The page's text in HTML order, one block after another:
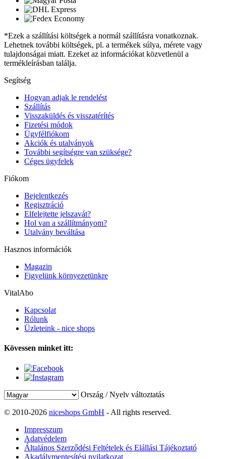
*Ezek a szállítási költségek a normál szállításra vonatkoznak.
Lehetnek további költségek, pl. a termékek súlya, mérete vagy
tulajdonságai miatt. Ezeket az információkat közvetlenül a
termékleírásban találja.
Segítség
Hogyan adjak le rendelést
Szállítás
Visszaküldés és visszatérítés
Fizetési módok
Ügyfélfiókom
Akciók és utalványok
További segítségre van szüksége?
Céges ügyfelek
Fiókom
Bejelentkezés
Regisztráció
Elfelejtette jelszavát?
Hol van a szállítmányom?
Utalvány beváltása
Hasznos információk
Magazin
Figyelünk környezetünkre
VitalAbo
Kapcsolat
Rólunk
Üzleteink - nice shops
Kövessen minket itt:
Ország / Nyelv változtatás
© 2010-2026 niceshops GmbH - All rights reserved.
Impresszum
Adatvédelem
Általános Szerződési Feltételek és Elállási Tájékoztató
Akadálymentesítési nyilatkozat